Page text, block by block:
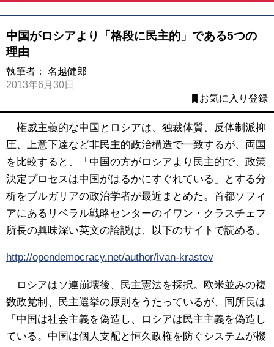
中国がロシアより「格段に民主的」である5つの
理由
執筆者： 名越健郎
2013年6月30日
お気に入り登録
権威主義的な中国とロシアは、独裁体質、反体制派抑
圧、上意下達など非民主的政治構造で一致するが、両国
を比較すると、「中国の方がロシアより民主的で、政策
決定プロセスは中国がはるかにすぐれている」とする分
析をブルガリアの政治学者が最近まとめた。首都ソフィ
アにあるリベラル戦略センターのイワン・クラスチェフ
所長の興味深い英文の論説は、以下のサイトで読める。
http://opendemocracy.net/author/ivan-krastev
ロシアはソ連崩壊後、民主憲法を採択。欧米並みの複
数政党制、民主選挙の原則をうたっているが、同所長は
「中国は社会主義を偽造し、ロシアは民主主義を偽造し
ている。中国は個人支配と恒久政権を防ぐシステムが機